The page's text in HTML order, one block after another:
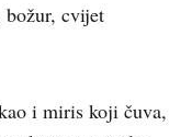
božur, cvijet
i miris koji čuva,